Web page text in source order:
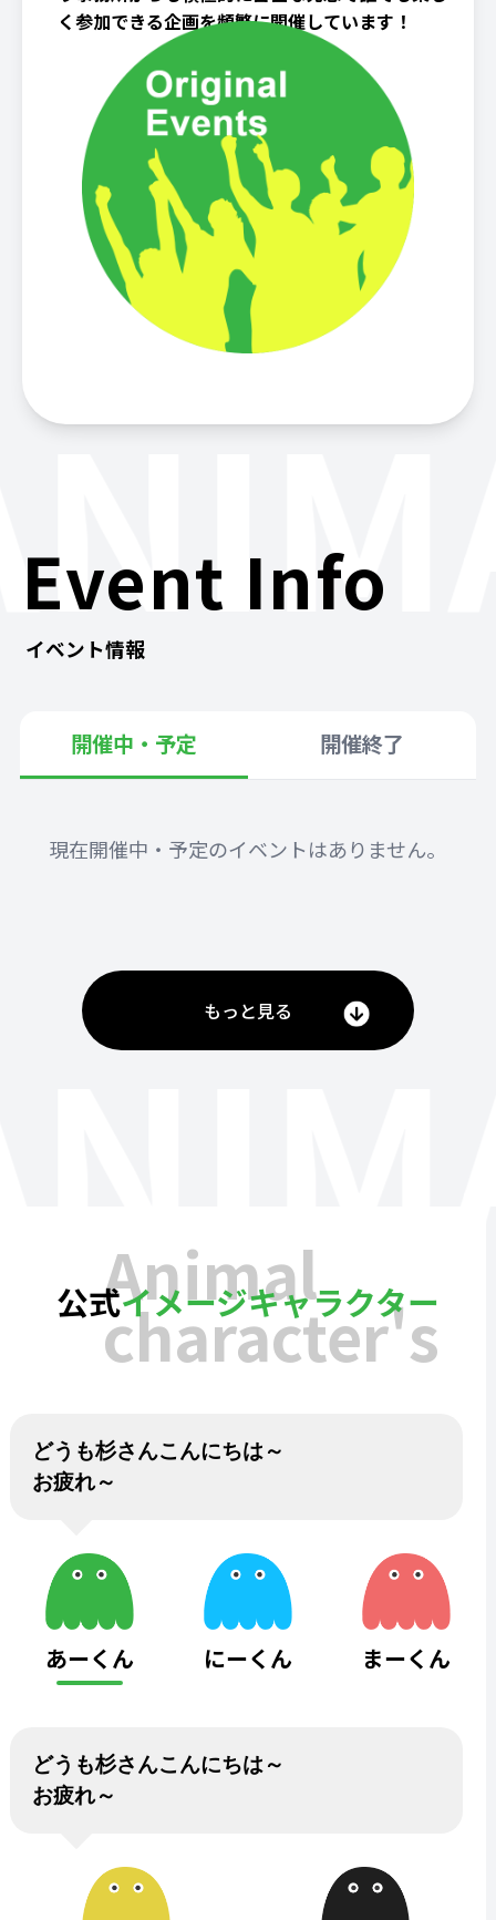
く参加できる企画を頻繁に開催しています！
Event Info
イベント情報
開催中・予定 開催終了
現在開催中・予定のイベントはありません。
もっと見る
公式イメージキャラクター
Animal
character's
どうも杉さんこんにちは～
お疲れ～
あーくん にーくん まーくん
どうも杉さんこんにちは～
お疲れ～